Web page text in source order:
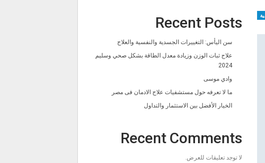
Recent Posts
سن اليأس: التغييرات الجسدية والنفسية والعلاج
علاج ثبات الوزن وزيادة معدل الطاقة بشكل صحي وسليم
2024
وادي موسى
ما لا تعرفه حول مستشفيات علاج الادمان فى مصر
الخيار الأفضل بين الاستثمار والتداول
Recent Comments
لا توجد تعليقات للعرض.